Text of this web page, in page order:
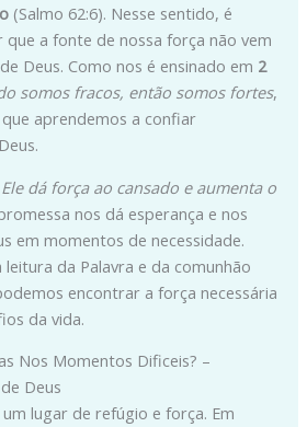
(Salmo 62:6). Nesse sentido, é
a fonte de nossa força não vem
Deus. Como nos é ensinado em 2
somos fracos, então somos fortes,
aprendemos a confiar
Ele dá força ao cansado e aumenta o
nos dá esperança e nos
em momentos de necessidade.
da Palavra e da comunhão
encontrar a força necessária
da vida.
Nos Momentos Dificeis? –
Deus
lugar de refúgio e força. Em